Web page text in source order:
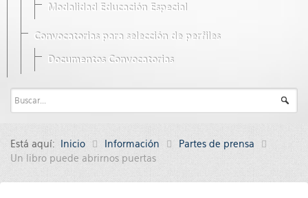
Modalidad Educación Especial
Convocatorias para selección de perfiles
Documentos Convocatorias
Está aquí: Inicio Información
Partes de prensa
Un libro puede abrirnos puertas